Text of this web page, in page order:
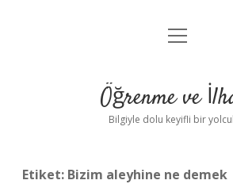
Anasayfa
Yasal Uyarı
menüyü
Öğrenme ve
Bilgiyle dolu keyifli bir
Etiket: Bizim aleyhine ne demek